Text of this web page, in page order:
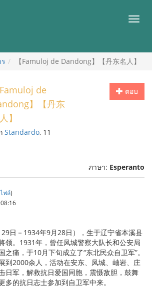
เมนู
【Famuloj de Dandong】【丹东名人】
ตอบ
Famuloj de
】【丹东
】
Standardo, 11
ภาษา: Esperanto
ฟล์)
日－1934年9月28日），生于辽宁省本溪县
领。1931年，曾任凤城警察大队长和公安局
之痛，于10月下旬成立了“东北民众自卫军”。
到2000余人，活动在安东、凤城、岫岩、庄
日军，解救抗日爱国同胞，震慑敌胆，鼓舞
多的抗日志士参加到自卫军中来。